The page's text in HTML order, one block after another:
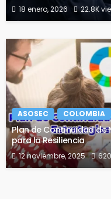
18 enero, 2026 22.8K
ASOSEC COLOMBIA
Plan de Continuidad de
para la Resiliencia
12 noviembre, 2025